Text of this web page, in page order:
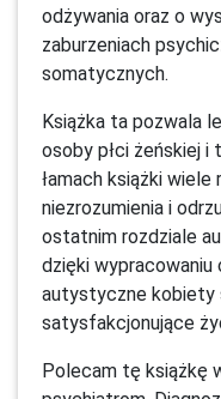
odżywania oraz o
zaburzeniach
somatycznych.
Książka ta pozwala
osoby płci żeńskiej i
łamach książki
niezrozumienia i
ostatnim rozdziale
dzięki
autystyczne kobiety
satysfakcjonujące
Polecam tę książkę